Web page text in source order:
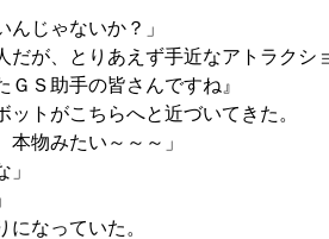
じゃないか？」
が、とりあえず手近なアトラクシ
Ｓ助手の皆さんですね』
トがこちらへと近づいてきた。
物みたい～～～」
なっていた。